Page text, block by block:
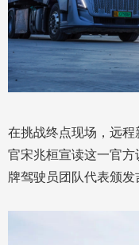
在挑战终点现场，远
官宋兆桓宣读这一官
牌驾驶员团队代表颁发